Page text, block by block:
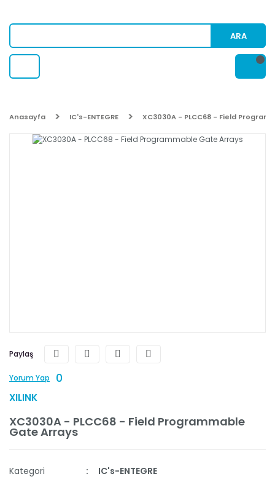
ARA
Anasayfa IC's-ENTEGRE XC3030A - PLCC68 - Field
Paylaş
Yorum Yap 0
XILINK
XC3030A - PLCC68 - Field Programmable
Gate Arrays
Kategori
IC's-ENTEGRE